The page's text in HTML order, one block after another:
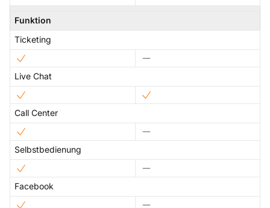
Funktion
Ticketing
Live Chat
Call Center
Selbstbedienung
Facebook